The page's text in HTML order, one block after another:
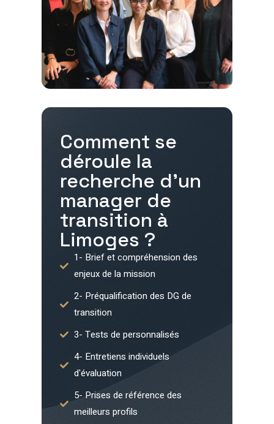
Comment se
déroule la
recherche d'un
manager de
transition à
Limoges ?
1- Brief et compréhension des
enjeux de la mission
2- Préqualification des DG de
transition
3- Tests de personnalisés
4- Entretiens individuels
d'évaluation
5- Prises de référence des
meilleurs profils